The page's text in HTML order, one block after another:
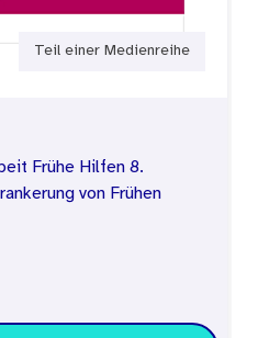
Teil einer Medienreihe
Frühe Hilfen 8.
von Frühen